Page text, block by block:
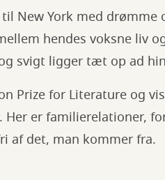
New York med
hendes voksne liv
svigt ligger tæt op ad
Prize for Literature og
er familierelationer,
af det, man kommer fra.